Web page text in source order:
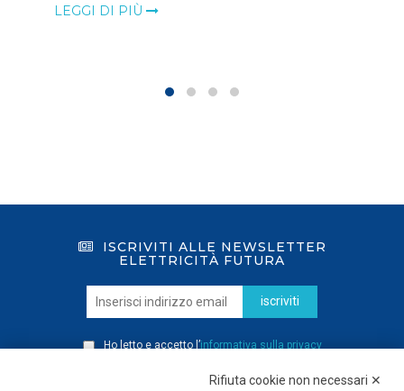
LEGGI DI PIÙ
ISCRIVITI ALLE NEWSLETTER
ELETTRICITÀ FUTURA
iscriviti
Ho letto e accetto l’informativa sulla privacy
Rifiuta cookie non necessari ✕